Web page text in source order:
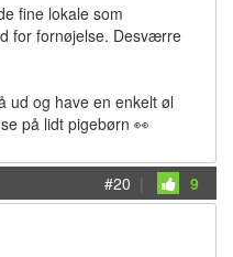
fine lokale som
for fornøjelse. Desværre
ud og have en enkelt øl
på lidt pigebørn 👀
#20 | 9